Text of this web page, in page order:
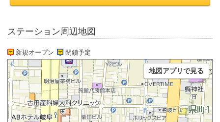
ステーション周辺地図
新規オープン 閉鎖予定
地図アプリで見る